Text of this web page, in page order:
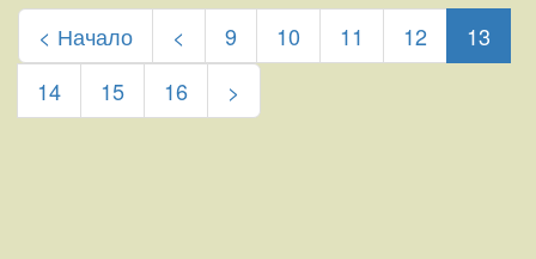
< Начало < 9 10 11 12 13
14
15 16 >